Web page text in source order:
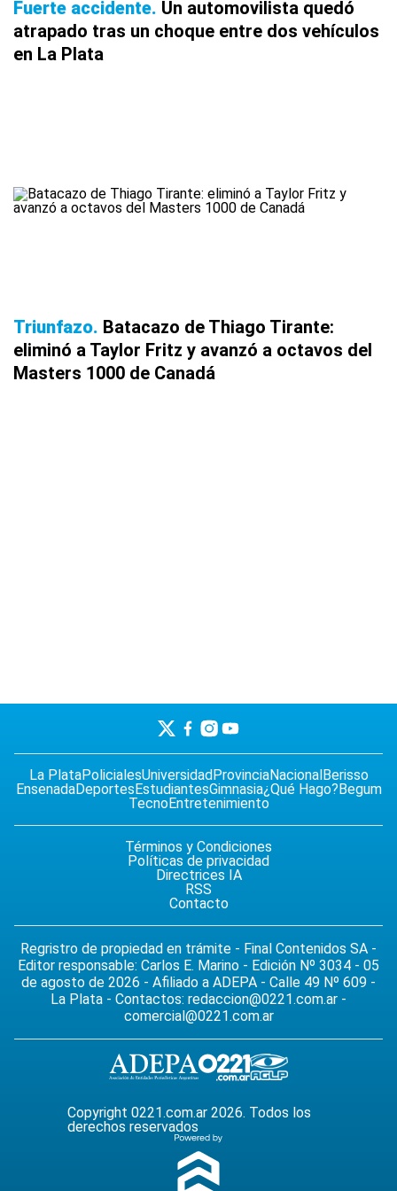
Fuerte accidente Un automovilista quedó
atrapado tras un choque entre dos vehículos
en La Plata
Triunfazo Batacazo de Thiago Tirante:
eliminó a Taylor Fritz y avanzó a octavos del
Masters 1000 de Canadá
La PlataPolicialesUniversidadProvinciaNacionalBerisso
EnsenadaDeportesEstudiantesGimnasia¿Qué Hago?Begum
TecnoEntretenimiento
Términos y Condiciones
Políticas de privacidad
Directrices IA
RSS
Contacto
Regristro de propiedad en trámite - Final Contenidos SA -
Editor responsable: Carlos E. Marino - Edición Nº 3034 - 05
de agosto de 2026 - Afiliado a ADEPA - Calle 49 Nº 609 -
La Plata - Contactos: redaccion@0221.com.ar -
comercial@0221.com.ar
Copyright 0221.com.ar 2026. Todos los
derechos reservados